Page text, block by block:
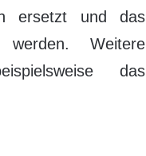
ersetzt und das
Weitere
das